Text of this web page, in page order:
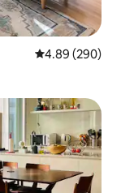
औसत रेटिंग 5 में से
4.89 (290)